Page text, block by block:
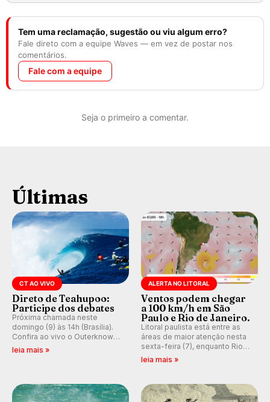
Tem uma reclamação, sugestão ou viu algum erro?
Fale direto com a equipe Waves — em vez de postar nos
comentários.
Fale com a equipe
Seja o primeiro a comentar.
Últimas
CT AO VIVO
Direto de Teahupoo:
Participe dos debates
Próxima chamada neste
domingo (9) às 14h (Brasília).
Confira ao vivo o Outerknown
Tahiti Pro 2026 e participe dos
leia mais »
ALERTA NO LITORAL
Ventos podem chegar
a 100 km/h em São
Paulo e Rio de Janeiro.
Litoral paulista está entre as
áreas de maior atenção nesta
sexta-feira (7), enquanto Rio
de Janeiro também recebe
km/h em Itanhaém.
leia mais »